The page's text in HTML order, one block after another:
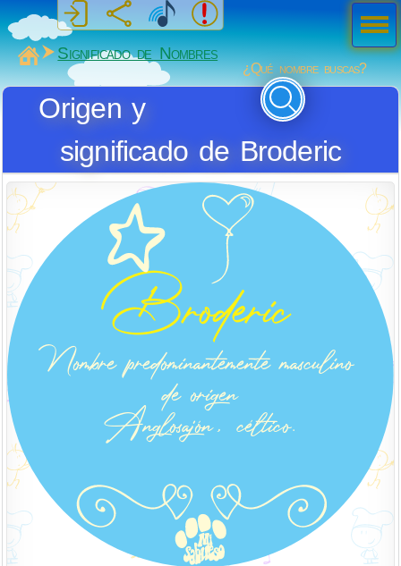
MiSabueso
Significado de Nombres
¿Qué nombre buscas?
Origen y
significado de Broderic
Men
ú